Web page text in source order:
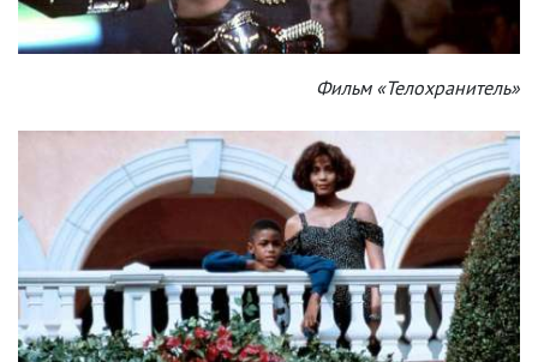
Фильм «Телохранитель»